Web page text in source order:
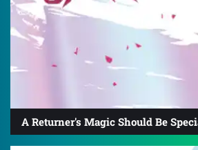
A Returner's Magic Should Be